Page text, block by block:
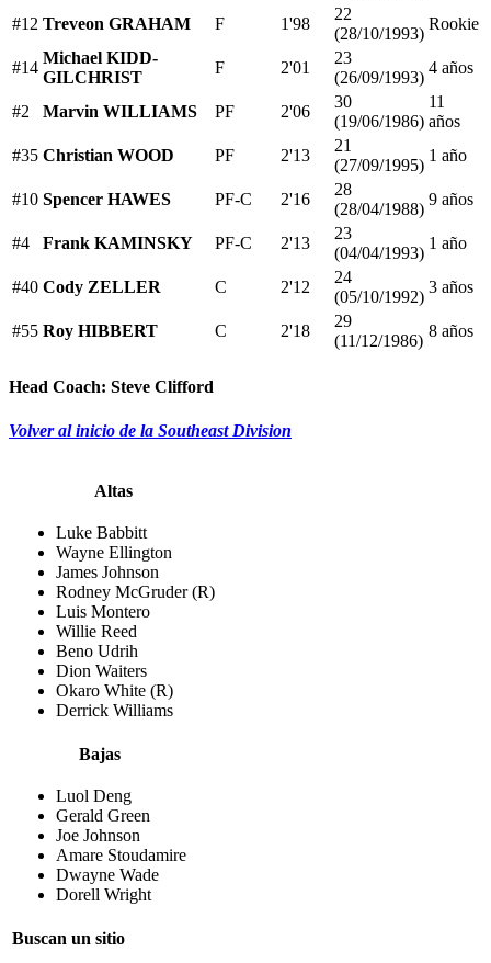
#12 Treveon GRAHAM F 1'98
22
(28/10/1993)
Rookie
#14
Michael KIDD-
GILCHRIST
F 2'01
23
(26/09/1993)
4 años
#2 Marvin WILLIAMS PF 2'06
30
(19/06/1986)
11
años
#35 Christian WOOD PF 2'13
21
(27/09/1995)
1 año
#10 Spencer HAWES PF-C 2'16
28
(28/04/1988)
9 años
#4 Frank KAMINSKY PF-C 2'13
23
(04/04/1993)
1 año
#40 Cody ZELLER C 2'12
24
(05/10/1992)
3 años
#55 Roy HIBBERT C 2'18
29
(11/12/1986)
8 años
Head Coach: Steve Clifford
Volver al inicio de la Southeast Division
Altas
Luke Babbitt
Wayne Ellington
James Johnson
Rodney McGruder (R)
Luis Montero
Willie Reed
Beno Udrih
Dion Waiters
Okaro White (R)
Derrick Williams
Bajas
Luol Deng
Gerald Green
Joe Johnson
Amare Stoudamire
Dwayne Wade
Dorell Wright
Buscan un sitio